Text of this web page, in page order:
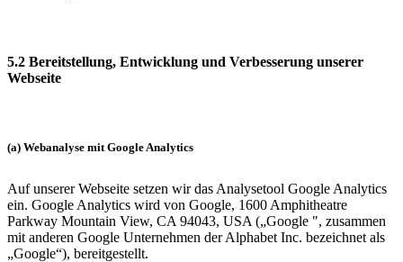
5.2 Bereitstellung, Entwicklung und Verbesserung unserer
Webseite
(a) Webanalyse mit Google Analytics
Auf unserer Webseite setzen wir das Analysetool Google Analytics
ein. Google Analytics wird von Google, 1600 Amphitheatre
Parkway Mountain View, CA 94043, USA („Google ", zusammen
mit anderen Google Unternehmen der Alphabet Inc. bezeichnet als
„Google“), bereitgestellt.